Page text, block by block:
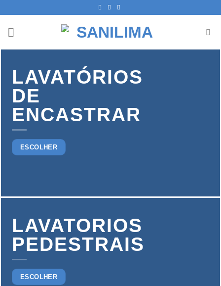
content
LAVATÓRIOS
DE
ENCASTRAR
ESCOLHER
LAVATORIOS
PEDESTRAIS
ESCOLHER